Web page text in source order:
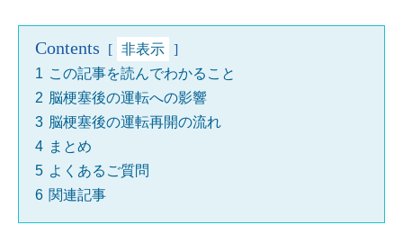
Contents
非表示
1 この記事を読んでわかること
2 脳梗塞後の運転への影響
3 脳梗塞後の運転再開の流れ
4 まとめ
5 よくあるご質問
6 関連記事